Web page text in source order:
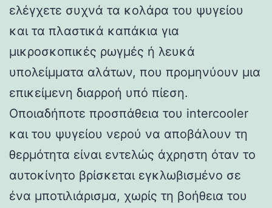
ελέγχετε συχνά τα κολάρα του ψυγείου
και τα πλαστικά καπάκια για
μικροσκοπικές ρωγμές ή λευκά
υπολείμματα αλάτων, που προμηνύουν μια
επικείμενη διαρροή υπό πίεση.
Οποιαδήποτε προσπάθεια του intercooler
και του ψυγείου νερού να αποβάλουν τη
θερμότητα είναι εντελώς άχρηστη όταν το
αυτοκίνητο βρίσκεται εγκλωβισμένο σε
ένα μποτιλιάρισμα, χωρίς τη βοήθεια του